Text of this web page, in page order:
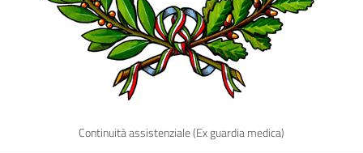
Continuità assistenziale (Ex guardia medica)